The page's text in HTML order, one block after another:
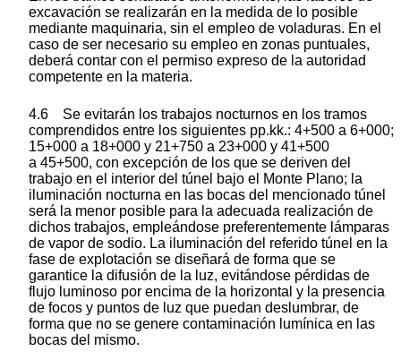
excavación se realizarán en la medida de lo posible
mediante maquinaria, sin el empleo de voladuras. En el
caso de ser necesario su empleo en zonas puntuales,
deberá contar con el permiso expreso de la autoridad
competente en la materia.
4.6 Se evitarán los trabajos nocturnos en los tramos
comprendidos entre los siguientes pp.kk.: 4+500 a 6+000;
15+000 a 18+000 y 21+750 a 23+000 y 41+500
a 45+500, con excepción de los que se deriven del
trabajo en el interior del túnel bajo el Monte Plano; la
iluminación nocturna en las bocas del mencionado túnel
será la menor posible para la adecuada realización de
dichos trabajos, empleándose preferentemente lámparas
de vapor de sodio. La iluminación del referido túnel en la
fase de explotación se diseñará de forma que se
garantice la difusión de la luz, evitándose pérdidas de
flujo luminoso por encima de la horizontal y la presencia
de focos y puntos de luz que puedan deslumbrar, de
forma que no se genere contaminación lumínica en las
bocas del mismo.